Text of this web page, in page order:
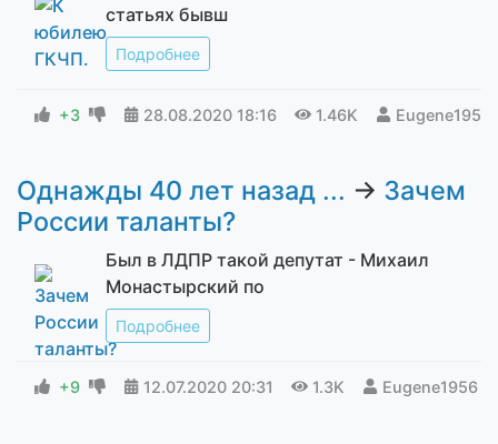
статьях бывш
Подробнее
+3 28.08.2020 18:16 1.46K Eugene1956
Однажды 40 лет назад ... → Зачем
России таланты?
Был в ЛДПР такой депутат - Михаил
Монастырский по
Подробнее
+9 12.07.2020 20:31 1.3K Eugene1956